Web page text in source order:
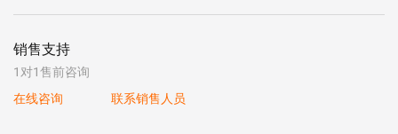
销售支持
1对1售前咨询
在线咨询
联系销售人员